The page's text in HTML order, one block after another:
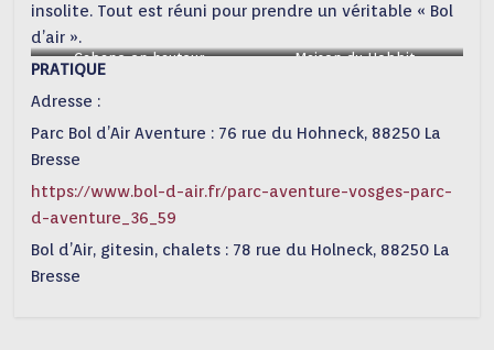
insolite. Tout est réuni pour prendre un véritable « Bol
d’air ».
Cabane en hauteur Maison du Hobbit
PRATIQUE
Adresse :
Parc Bol d’Air Aventure : 76 rue du Hohneck, 88250 La
Bresse
https://www.bol-d-air.fr/parc-aventure-vosges-parc-
d-aventure_36_59
Bol d’Air, gitesin, chalets : 78 rue du Holneck, 88250 La
Bresse